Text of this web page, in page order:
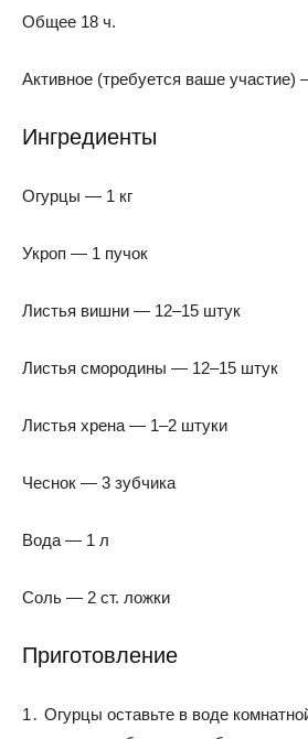
Общее 18 ч.
Активное (требуется ваше участие)
Ингредиенты
Огурцы — 1 кг
Укроп — 1 пучок
Листья вишни — 12–15 штук
Листья смородины — 12–15 штук
Листья хрена — 1–2 штуки
Чеснок — 3 зубчика
Вода — 1 л
Соль — 2 ст. ложки
Приготовление
1․ Огурцы оставьте в воде